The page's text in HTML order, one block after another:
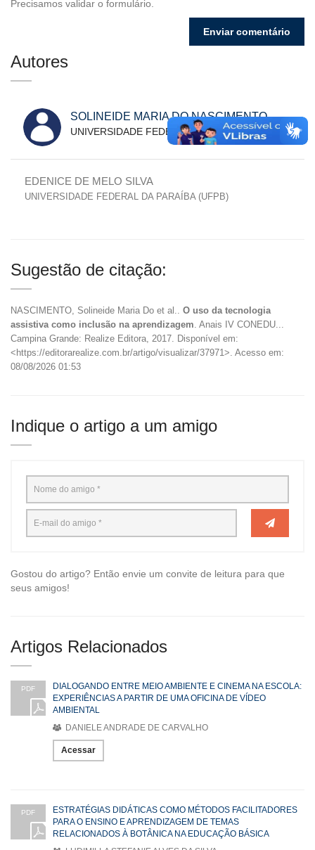
Precisamos validar o formulário.
Autores
SOLINEIDE MARIA DO NASCIMENTO
UNIVERSIDADE FEDERAL DA PARAÍBA (UFPB)
EDENICE DE MELO SILVA
UNIVERSIDADE FEDERAL DA PARAÍBA (UFPB)
Sugestão de citação:
NASCIMENTO, Solineide Maria Do et al.. O uso da tecnologia
assistiva como inclusão na aprendizagem . Anais IV CONEDU...
Campina Grande: Realize Editora, 2017. Disponível em:
<https://editorarealize.com.br/artigo/visualizar/37971>. Acesso em:
08/08/2026 01:53
Indique o artigo a um amigo
Gostou do artigo? Então envie um convite de leitura para que
seus amigos!
Artigos Relacionados
PDF
DIALOGANDO ENTRE MEIO AMBIENTE E CINEMA NA ESCOLA:
EXPERIÊNCIAS A PARTIR DE UMA OFICINA DE VÍDEO
AMBIENTAL
DANIELE ANDRADE DE CARVALHO
Acessar
PDF
ESTRATÉGIAS DIDÁTICAS COMO MÉTODOS FACILITADORES
PARA O ENSINO E APRENDIZAGEM DE TEMAS
RELACIONADOS À BOTÂNICA NA EDUCAÇÃO BÁSICA